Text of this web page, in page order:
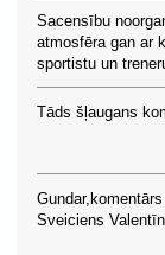
Sacensību
atmosfēra gan ar
sportistu un
Tāds šļaugans
Sveiciens